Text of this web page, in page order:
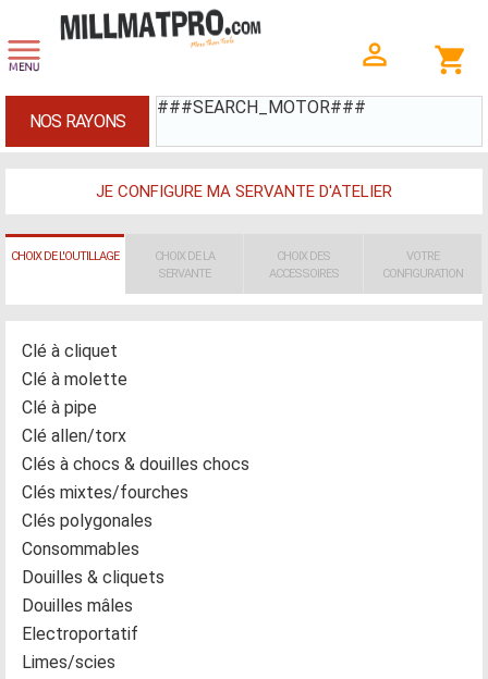
###SEARCH_MOTOR###
NOS RAYONS
JE CONFIGURE MA SERVANTE D'ATELIER
CHOIX DE L'OUTILLAGE
CHOIX DE LA
SERVANTE
CHOIX DES
ACCESSOIRES
VOTRE
CONFIGURATION
Clé à cliquet
Clé à molette
Clé à pipe
Clé allen/torx
Clés à chocs & douilles chocs
Clés mixtes/fourches
Clés polygonales
Consommables
Douilles & cliquets
Douilles mâles
Electroportatif
Limes/scies